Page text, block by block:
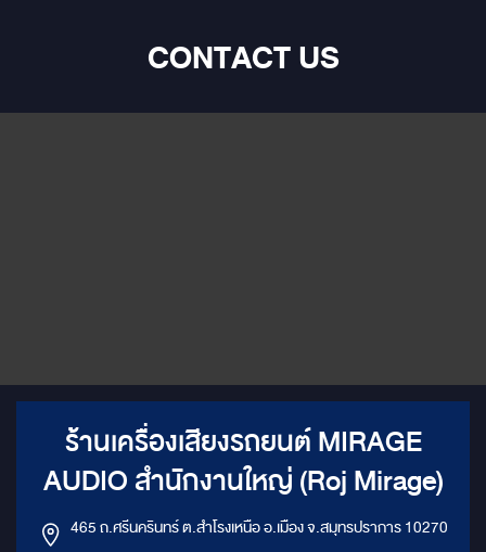
CONTACT US
ร้านเครื่องเสียงรถยนต์ MIRAGE
AUDIO สำนักงานใหญ่ (Roj Mirage)
465 ถ.ศรีนครินทร์ ต.สำโรงเหนือ อ.เมือง จ.สมุทรปราการ 10270